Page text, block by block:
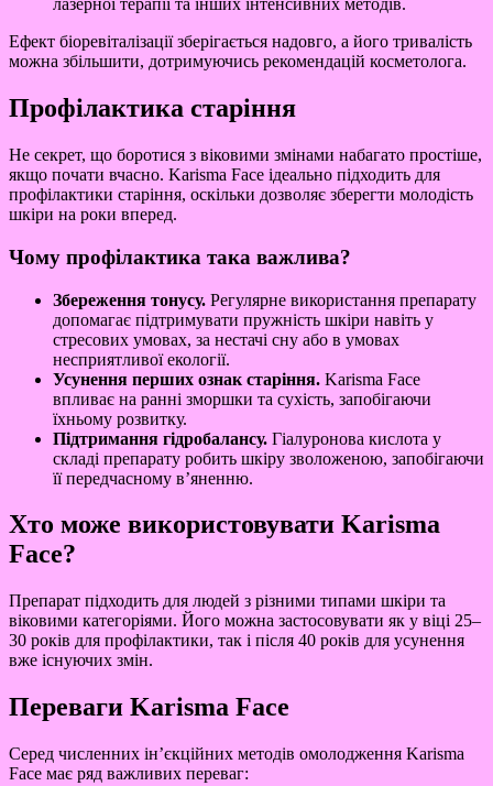
лазерної терапії та інших інтенсивних методів.
Ефект біоревіталізації зберігається надовго, а його тривалість
можна збільшити, дотримуючись рекомендацій косметолога.
Профілактика старіння
Не секрет, що боротися з віковими змінами набагато простіше,
якщо почати вчасно. Karisma Face ідеально підходить для
профілактики старіння, оскільки дозволяє зберегти молодість
шкіри на роки вперед.
Чому профілактика така важлива?
Збереження тонусу. Регулярне використання препарату
допомагає підтримувати пружність шкіри навіть у
стресових умовах, за нестачі сну або в умовах
несприятливої екології.
Усунення перших ознак старіння. Karisma Face
впливає на ранні зморшки та сухість, запобігаючи
їхньому розвитку.
Підтримання гідробалансу. Гіалуронова кислота у
складі препарату робить шкіру зволоженою, запобігаючи
її передчасному в’яненню.
Хто може використовувати Karisma
Face?
Препарат підходить для людей з різними типами шкіри та
віковими категоріями. Його можна застосовувати як у віці 25–
30 років для профілактики, так і після 40 років для усунення
вже існуючих змін.
Переваги Karisma Face
Серед численних ін’єкційних методів омолодження Karisma
Face має ряд важливих переваг: